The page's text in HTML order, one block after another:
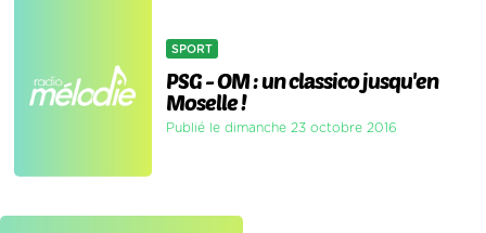
SPORT
PSG - OM : un classico jusqu'en
Moselle !
Publié le dimanche 23 octobre 2016